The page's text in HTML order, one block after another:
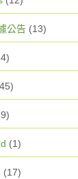
公告 (13)
(1)
(17)